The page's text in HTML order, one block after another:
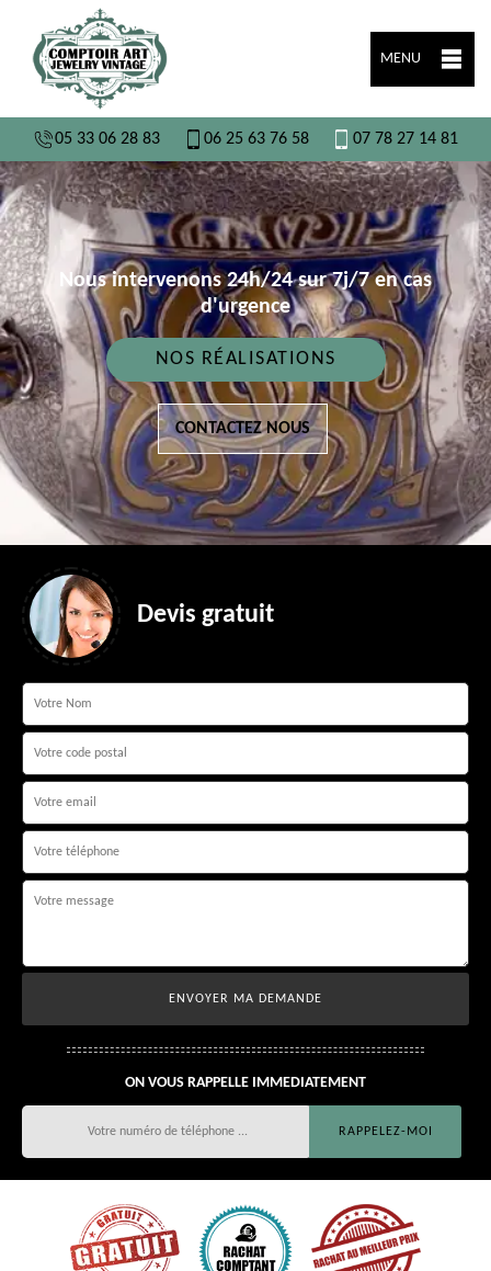
MENU
05 33 06 28 83 06 25 63 76 58 07 78 27 14 81
Nous intervenons 24h/24 sur 7j/7 en cas
d'urgence
NOS RÉALISATIONS
CONTACTEZ NOUS
Devis gratuit
ON VOUS RAPPELLE IMMEDIATEMENT